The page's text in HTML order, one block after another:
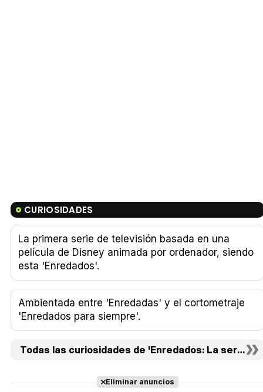
CURIOSIDADES
La primera serie de televisión basada en una
película de Disney animada por ordenador, siendo
esta 'Enredados'.
Ambientada entre 'Enredadas' y el cortometraje
'Enredados para siempre'.
Todas las curiosidades de 'Enredados: La serie' (2)
Eliminar anuncios